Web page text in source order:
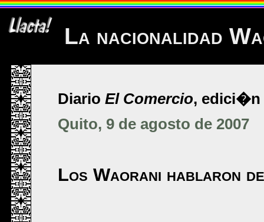
La nacionalidad
Diario El Comercio, edici�n
Quito, 9 de agosto de 2007
Los Waorani hablaron